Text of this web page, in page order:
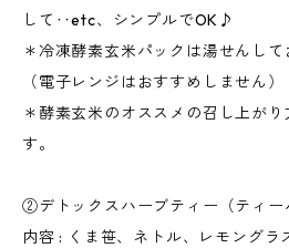
して‥etc、シンプルでOK♪
＊冷凍酵素玄米パックは湯せんして
（電子レンジはおすすめしません）
＊酵素玄米のオススメの召し上が
す。
②デトックスハーブティー（ティー
内容 : くま笹、ネトル、レモングラ